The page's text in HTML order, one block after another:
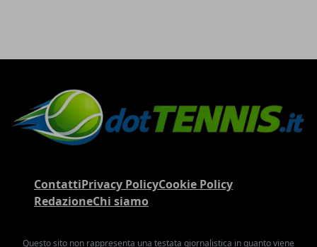
ContattiPrivacy PolicyCookie Policy
RedazioneChi siamo
Questo sito non rappresenta una testata giornalistica in quanto viene